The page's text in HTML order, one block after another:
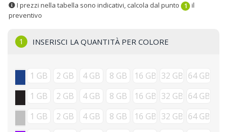
I prezzi nella tabella sono indicativi, calcola dal punto 1 il
preventivo
1 INSERISCI LA QUANTITÀ PER COLORE